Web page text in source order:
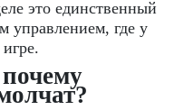
это единственный
управлением, где у